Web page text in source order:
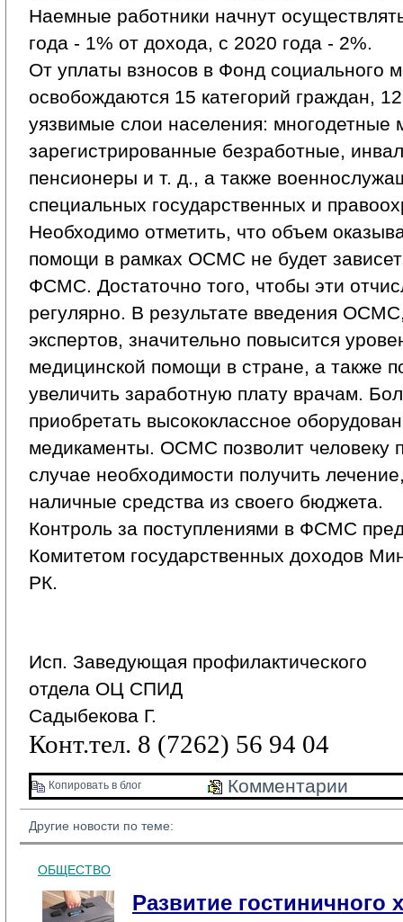
Наемные работники начнут
года - 1% от дохода, с 2020 года - 2%.
От уплаты взносов в Фонд социального
освобождаются 15 категорий граждан,
уязвимые слои населения: многодетные
зарегистрированные безработные,
пенсионеры и т. д., а также
специальных государственных и
Необходимо отметить, что объем
помощи в рамках ОСМС не будет
ФСМС. Достаточно того, чтобы эти
регулярно. В результате введения
экспертов, значительно повысится
медицинской помощи в стране, а также
увеличить заработную плату врачам.
приобретать высококлассное
медикаменты. ОСМС позволит человеку
случае необходимости получить
наличные средства из своего бюджета.
Контроль за поступлениями в ФСМС
Комитетом государственных доходов
РК.
Исп. Заведующая профилактического
отдела ОЦ СПИД
Садыбекова Г.
Конт.тел. 8 (7262) 56 94 04
Копировать в блог Комментарии
Другие новости по теме:
ОБЩЕСТВО
Развитие гостиничного